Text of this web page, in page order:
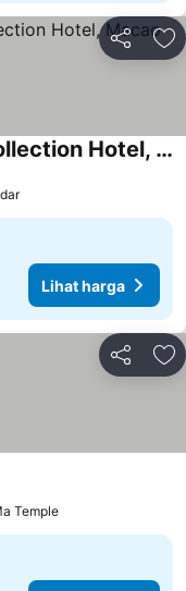
Kongsi
Londoner Grand, a Luxury Collection Hotel, Macao
Lihat harga
Kongsi
Temple